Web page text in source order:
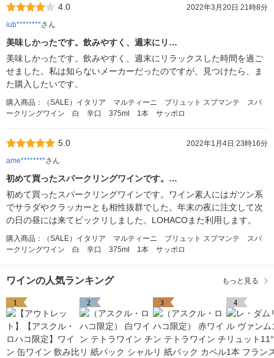
4.0
2022年3月20日 21時8分
iub********さん
美味しかったです。飲みやすく、週末にリ…
美味しかったです。飲みやすく、週末にリラックスした時間を過ご
せました。私は知らないメーカーだったのですが、見つけたら、ま
た購入したいです。
購入商品：（SALE）イタリア マルティーニ ブリュット スプマンテ スパ
ークリングワイン 白 辛口 375ml 1本 サッポロ
5.0
2022年1月4日 23時16分
ame********さん
初めて買ったスパークリングワインです。…
初めて買ったスパークリングワインです。ワイン素人にはガツン系
でサラダやクラッカーとも相性抜群でした。年末の夜に注文して次
の日の昼には来てビックリしました。LOHACOまた利用します。
購入商品：（SALE）イタリア マルティーニ ブリュット スプマンテ スパ
ークリングワイン 白 辛口 375ml 1本 サッポロ
ワインの人気ランキング もっと見る
1 2 3 4